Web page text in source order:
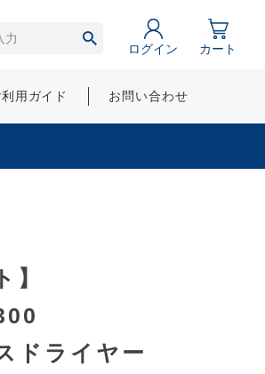
ログイン カート
利用ガイド お問い合わせ
】
ドライヤー